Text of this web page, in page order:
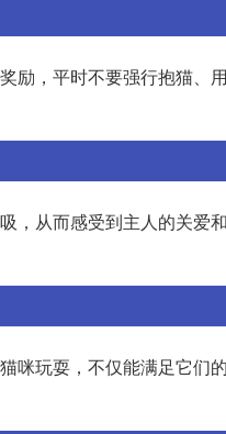
励，平时不要强行抱猫、
，从而感受到主人的关爱
咪玩耍，不仅能满足它们